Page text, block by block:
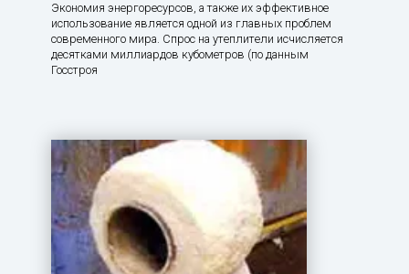
Экономия энергоресурсов, а также их эффективное
использование является одной из главных проблем
современного мира. Спрос на утеплители исчисляется
десятками миллиардов кубометров (по данным
Госстроя